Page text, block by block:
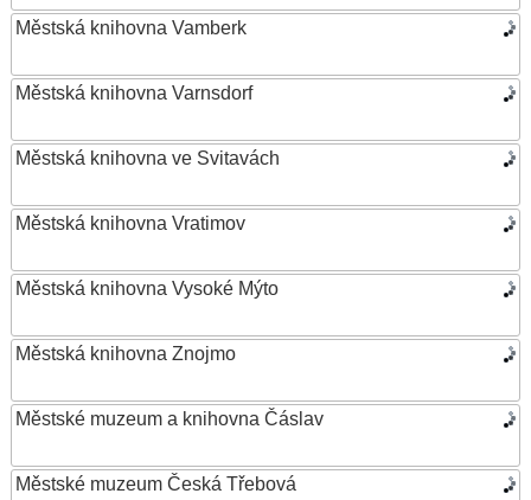
Městská knihovna Vamberk
Městská knihovna Varnsdorf
Městská knihovna ve Svitavách
Městská knihovna Vratimov
Městská knihovna Vysoké Mýto
Městská knihovna Znojmo
Městské muzeum a knihovna Čáslav
Městské muzeum Česká Třebová